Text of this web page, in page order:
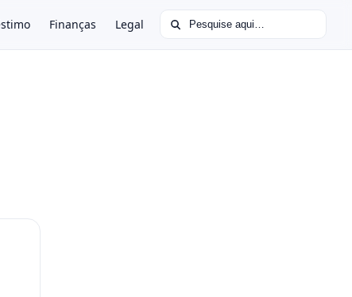
Finanças Legal Buscar por: